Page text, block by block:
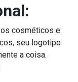
cosméticos e
seu logotipo
a coisa.